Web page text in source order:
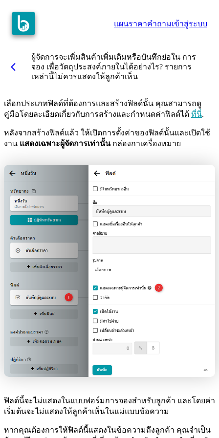
แผนราคาคำถามเข้าสู่ระบบ
arrow_back_ios
ผู้จัดการจะเพิ่มสินค้าเพิ่มเติมหรือบันทึกย่อใน การ
จอง เพื่อวัตถุประสงค์ภายในได้อย่างไร? รายการ
เหล่านี้ไม่ควรแสดงให้ลูกค้าเห็น
เลือกประเภทฟิลด์ที่ต้องการและสร้างฟิลด์นั้น คุณสามารถดู
คู่มือโดยละเอียดเกี่ยวกับการสร้างและกำหนดค่าฟิลด์ได้ ที่นี่.
หลังจากสร้างฟิลด์แล้ว ให้เปิดการตั้งค่าของฟิลด์นั้นและเปิดใช้
งาน แสดงเฉพาะผู้จัดการเท่านั้นกล่องกาเครื่องหมาย
ฟิลด์นี้จะไม่แสดงในแบบฟอร์มการจองสำหรับลูกค้า และโดยค่า
เริ่มต้นจะไม่แสดงให้ลูกค้าเห็นในแม่แบบข้อความ
หากคุณต้องการให้ฟิลด์นี้แสดงในข้อความถึงลูกค้า คุณจำเป็น